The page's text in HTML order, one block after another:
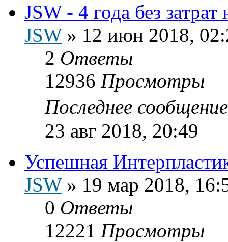
JSW - 4 года без
JSW» 12 июн 2018,
2 Ответы
12936 Просмотры
Последнее
23 авг 2018, 20:49
Успешная
JSW» 19 мар 2018,
0 Ответы
12221 Просмотры